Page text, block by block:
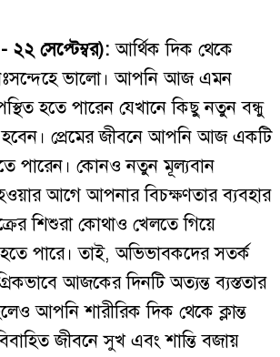
সেপ্টেম্বর): আর্থিক দিক থেকে
ভালো। আপনি আজ এমন
হতে পারেন যেখানে কিছু নতুন বন্ধু
প্রেমের জীবনে আপনি আজ একটি
পারেন। কোনও নতুন মূল্যবান
আগে আপনার বিচক্ষণতার ব্যবহার
শিশুরা কোথাও খেলতে গিয়ে
পারে। তাই, অভিভাবকদের সতর্ক
আজকের দিনটি অত্যন্ত ব্যস্ততার
আপনি শারীরিক দিক থেকে ক্লান্ত
জীবনে সুখ এবং শান্তি বজায়